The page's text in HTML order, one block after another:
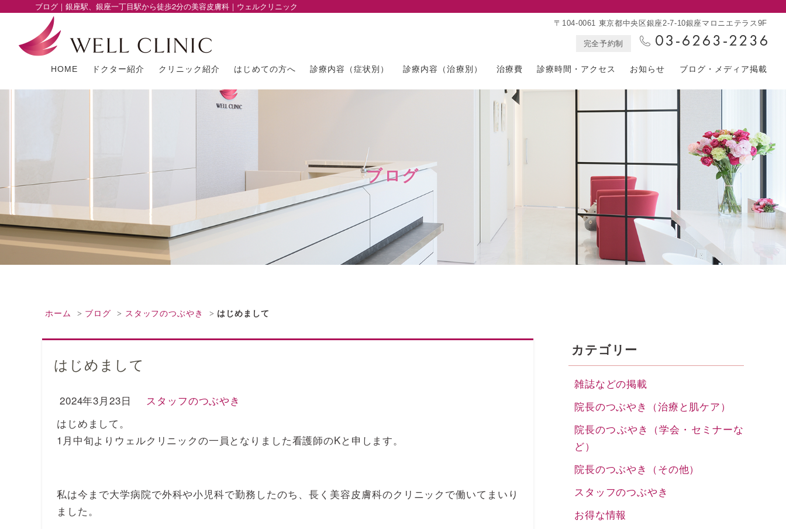
〒104-0061 東京都中央区銀座2-7-10銀座マロニエテラス9F
完全予約制
HOME ドクター紹介 クリニック紹介 はじめての方へ 診療内容（症状別） 診療内容（治療別） 治療費 診療時間・アクセス お知らせ ブログ・メディア掲載
ブログ
ブログ｜銀座駅、銀座一丁目駅から徒歩2分の美容皮膚科｜ウェルクリニック
ホーム ブログ スタッフのつぶやき はじめまして
はじめまして
2024年3月23日
スタッフのつぶやき
はじめまして。
1月中旬よりウェルクリニックの一員となりました看護師のKと申します。
私は今まで大学病院で外科や小児科で勤務したのち、長く美容皮膚科のクリニックで働いてまいり
ました。
カテゴリー
雑誌などの掲載
院長のつぶやき（治療と肌ケア）
院長のつぶやき（学会・セミナーな
ど）
院長のつぶやき（その他）
スタッフのつぶやき
お得な情報